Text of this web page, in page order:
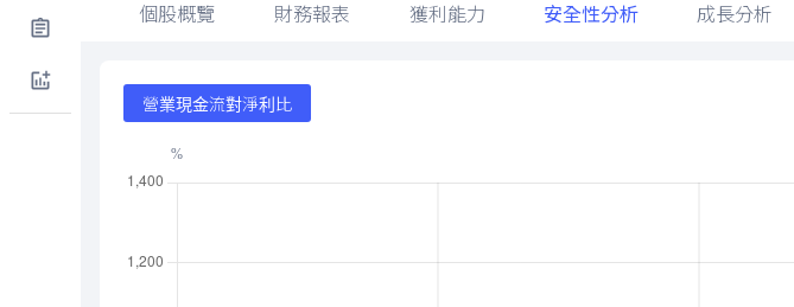
個股概覽 財務報表 獲利能力 安全性分析 成長分析
營業現金流對淨利比